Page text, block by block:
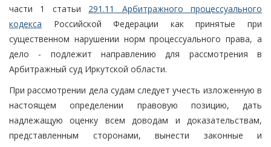
части 1 статьи 291.11 Арбитражного процессуального
кодекса Российской Федерации как принятые при
существенном нарушении норм процессуального права, а
дело - подлежит направлению для рассмотрения в
Арбитражный суд Иркутской области.
При рассмотрении дела судам следует учесть изложенную в
настоящем определении правовую позицию, дать
надлежащую оценку всем доводам и доказательствам,
представленным сторонами, вынести законные и